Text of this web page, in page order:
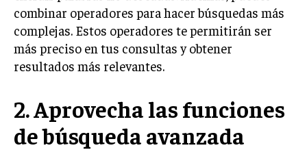
combinar operadores para hacer búsquedas más
complejas. Estos operadores te permitirán ser
más preciso en tus consultas y obtener
resultados más relevantes.
2. Aprovecha las funciones
de búsqueda avanzada